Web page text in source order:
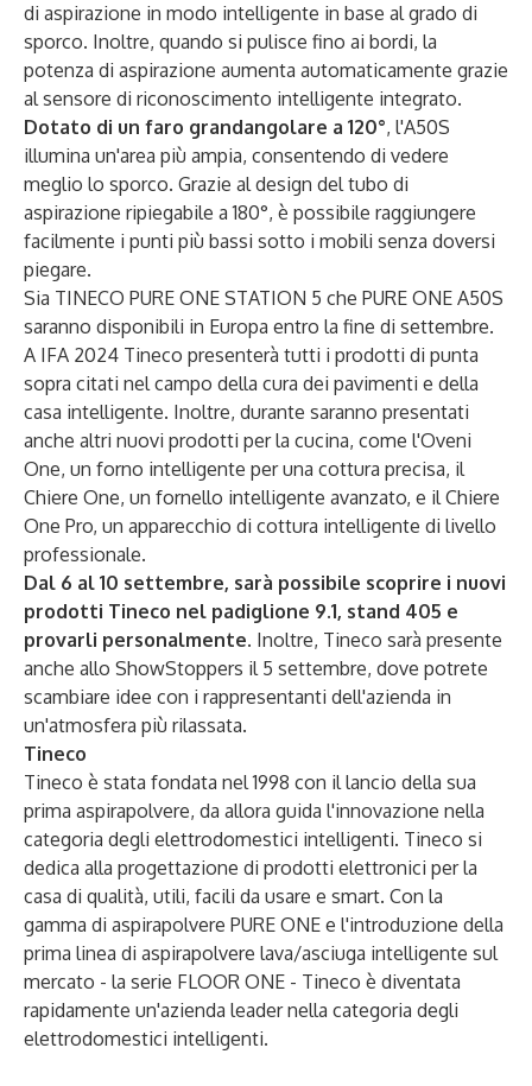
di aspirazione in modo intelligente in base al grado di
sporco. Inoltre, quando si pulisce fino ai bordi, la
potenza di aspirazione aumenta automaticamente grazie
al sensore di riconoscimento intelligente integrato.
Dotato di un faro grandangolare a 120°, l'A50S
illumina un'area più ampia, consentendo di vedere
meglio lo sporco. Grazie al design del tubo di
aspirazione ripiegabile a 180°, è possibile raggiungere
facilmente i punti più bassi sotto i mobili senza doversi
piegare.
Sia TINECO PURE ONE STATION 5 che PURE ONE A50S
saranno disponibili in Europa entro la fine di settembre.
A IFA 2024 Tineco presenterà tutti i prodotti di punta
sopra citati nel campo della cura dei pavimenti e della
casa intelligente. Inoltre, durante saranno presentati
anche altri nuovi prodotti per la cucina, come l'Oveni
One, un forno intelligente per una cottura precisa, il
Chiere One, un fornello intelligente avanzato, e il Chiere
One Pro, un apparecchio di cottura intelligente di livello
professionale.
Dal 6 al 10 settembre, sarà possibile scoprire i nuovi
prodotti Tineco nel padiglione 9.1, stand 405 e
provarli personalmente. Inoltre, Tineco sarà presente
anche allo ShowStoppers il 5 settembre, dove potrete
scambiare idee con i rappresentanti dell'azienda in
un'atmosfera più rilassata.
Tineco
Tineco è stata fondata nel 1998 con il lancio della sua
prima aspirapolvere, da allora guida l'innovazione nella
categoria degli elettrodomestici intelligenti. Tineco si
dedica alla progettazione di prodotti elettronici per la
casa di qualità, utili, facili da usare e smart. Con la
gamma di aspirapolvere PURE ONE e l'introduzione della
prima linea di aspirapolvere lava/asciuga intelligente sul
mercato - la serie FLOOR ONE - Tineco è diventata
rapidamente un'azienda leader nella categoria degli
elettrodomestici intelligenti.